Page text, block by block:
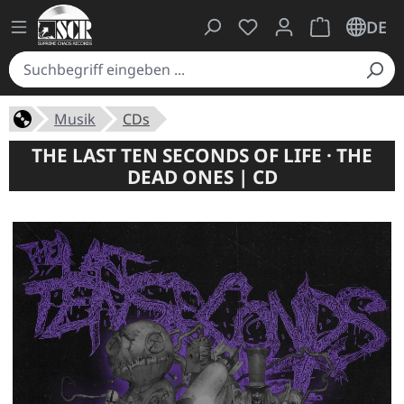
Du hast 0 Produkte
Warenkorb
DE
Musik CDs
THE LAST TEN SECONDS OF LIFE · THE
DEAD ONES | CD